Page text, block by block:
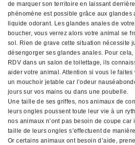
de marquer son territoire en laissant
phénomène est possible grâce aux glandes
liquide odorant. Les glandes anales de
boucher, vous verrez alors votre animal se
sol. Rien de grave cette situation nécessite
désengorger ses glandes anales. Pour cela,
RDV dans un salon de toilettage, ils
aider votre animal. Attention si vous le
un mouchoir jetable car l’odeur
jours sur vos mains ou dans une poubelle.
Une taille de ses griffes, nos animaux de
leurs ongles poussent toute leur vie à un
nos animaux n’ont pas besoin de coupe
taille de leurs ongles s’effectuent de
Or certains animaux ont besoin d’aide,